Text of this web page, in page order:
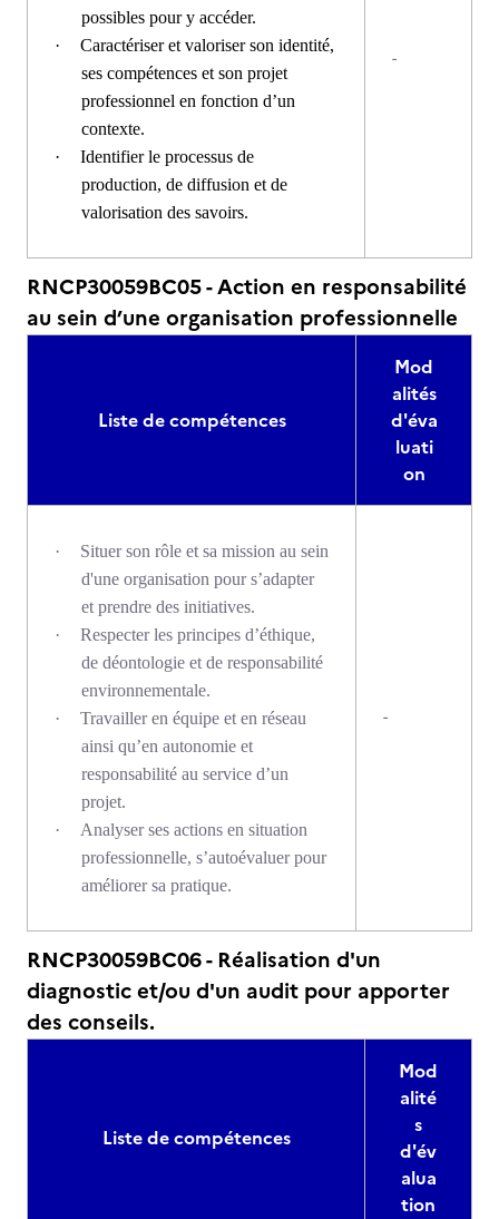
possibles pour y accéder.
·
Caractériser et valoriser son identité,
ses compétences et son projet
professionnel en fonction d’un
contexte.
·
Identifier le processus de
production, de diffusion et de
valorisation des savoirs.
-
RNCP30059BC05 - Action en responsabilité
au sein d’une organisation professionnelle
Liste de compétences
Mod
alités
d'éva
luati
on
·
Situer son rôle et sa mission au sein
d'une organisation pour s’adapter
et prendre des initiatives.
·
Respecter les principes d’éthique,
de déontologie et de responsabilité
environnementale.
·
Travailler en équipe et en réseau
ainsi qu’en autonomie et
responsabilité au service d’un
projet.
·
Analyser ses actions en situation
professionnelle, s’autoévaluer pour
améliorer sa pratique.
-
RNCP30059BC06 - Réalisation d'un
diagnostic et/ou d'un audit pour apporter
des conseils.
Liste de compétences
Mod
alité
s
d'év
alua
tion